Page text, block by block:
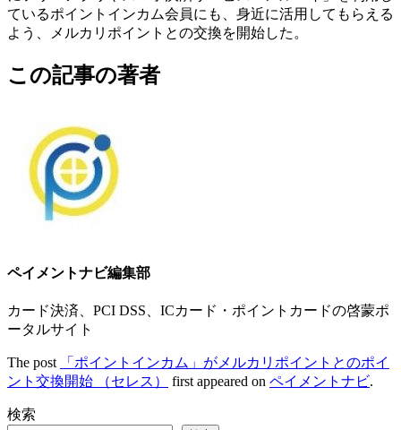
ているポイントインカム会員にも、身近に活用してもらえる
よう、メルカリポイントとの交換を開始した。
この記事の著者
ペイメントナビ編集部
カード決済、PCI DSS、ICカード・ポイントカードの啓蒙ポ
ータルサイト
The post
「ポイントインカム」がメルカリポイントとのポイ
ント交換開始 （セレス）
first appeared on ペイメントナビ.
検索